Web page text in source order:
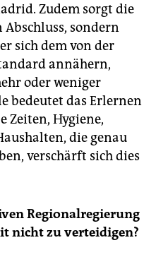
Zudem sorgt die
sondern
sich dem von der
annähern,
oder weniger
bedeutet das Erlernen
Zeiten, Hygiene,
die genau
verschärft sich dies
Regionalregierung
nicht zu verteidigen?